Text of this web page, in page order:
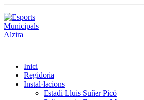
Inici
Regidoria
Instal·lacions
Estadi Lluis Suñer Picó